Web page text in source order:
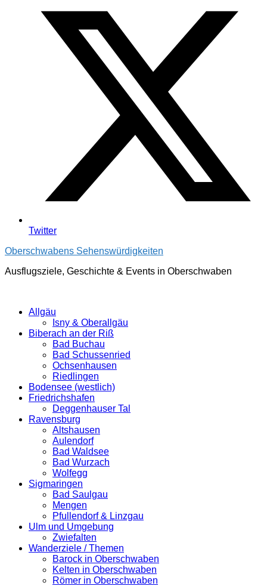
Twitter
Oberschwabens Sehenswürdigkeiten
Ausflugsziele, Geschichte & Events in Oberschwaben
Allgäu
Isny & Oberallgäu
Biberach an der Riß
Bad Buchau
Bad Schussenried
Ochsenhausen
Riedlingen
Bodensee (westlich)
Friedrichshafen
Deggenhauser Tal
Ravensburg
Altshausen
Aulendorf
Bad Waldsee
Bad Wurzach
Wolfegg
Sigmaringen
Bad Saulgau
Mengen
Pfullendorf & Linzgau
Ulm und Umgebung
Zwiefalten
Wanderziele / Themen
Barock in Oberschwaben
Kelten in Oberschwaben
Römer in Oberschwaben